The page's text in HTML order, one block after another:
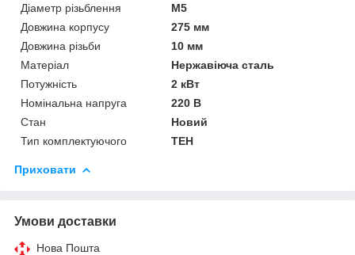
Діаметр різьблення
М5
Довжина корпусу
275 мм
Довжина різьби
10 мм
Матеріал
Нержавіюча сталь
Потужність
2 кВт
Номінальна напруга
220 В
Стан
Новий
Тип комплектуючого
ТЕН
Приховати
Умови доставки
Нова Пошта